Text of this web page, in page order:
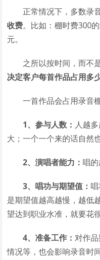
正常情况下，多数录
收费。比如：棚时费300
元。
之所以按时间，而不
决定客户每首作品占用多
一首作品会占用录音棚
1、参与人数： 人越
大；一个一个来的话自然
2、演唱者能力：唱
3、唱功与期望值：
是期望值越高越慢，越低
望达到职业水准，就要花
4、准备工作：对作
情况等，也会影响录音时